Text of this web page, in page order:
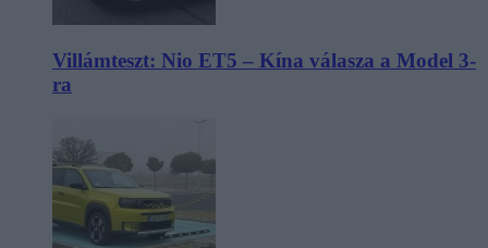
Villámteszt: Nio ET5 – Kína válasza a Model 3-
ra